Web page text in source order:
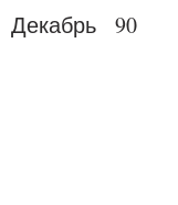
Декабрь 90